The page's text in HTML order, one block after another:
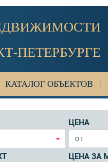
ПЕТЕРБУРГЕ
КАТАЛОГ ОБЪЕКТОВ
ЦЕНА
ЦЕНА ЗА